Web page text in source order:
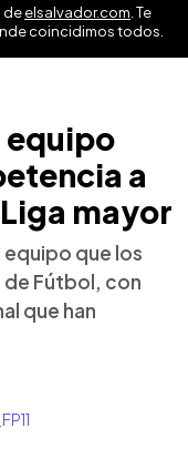
deelsalvador.com . Te
coincidimos todos.
equipo
a
mayor
que los
de Fútbol, con
que han